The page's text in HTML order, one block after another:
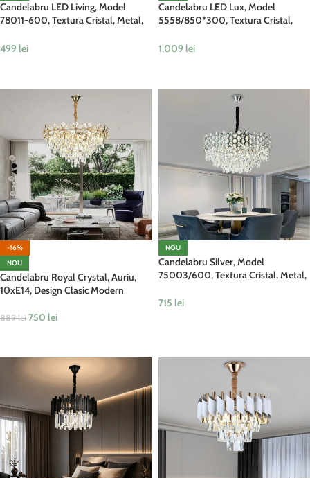
Candelabru LED Living, Model
78011-600, Textura Cristal, Metal,
499 lei
Candelabru LED Lux, Model
5558/850*300, Textura Cristal,
1,009 lei
-16%
NOU
Candelabru Royal Crystal, Auriu,
10xE14, Design Clasic Modern
889lei 750 lei
NOU
Candelabru Silver, Model
75003/600, Textura Cristal, Metal,
715 lei